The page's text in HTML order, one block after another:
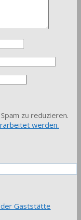
zu reduzieren.
werden.
der Gaststätte